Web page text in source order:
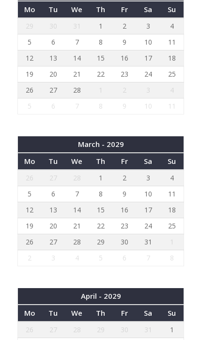
Mo Tu We Th Fr Sa Su
29 30 31 1 2 3
4
5
6 7 8 9 10
11
12
13 14 15 16 17
18
19
20 21 22 23 24
25
26
27 28 1 2 3
4
5
6 7 8 9 10 11
March - 2029
Mo
Tu We Th Fr Sa Su
26 27 28 1 2 3
4
5
6 7 8 9 10
11
12
13 14 15 16 17
18
19
20 21 22 23 24
25
26
27 28 29 30 31
1
2
3 4 5 6 7 8
April - 2029
Mo
Tu We Th Fr Sa Su
26 27 28 29 30 31
1